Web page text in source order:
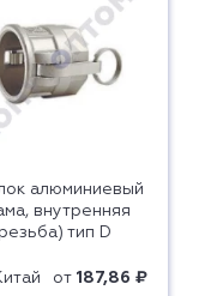
алюминиевый
внутренняя
резьба) тип D
от 187,86 ₽